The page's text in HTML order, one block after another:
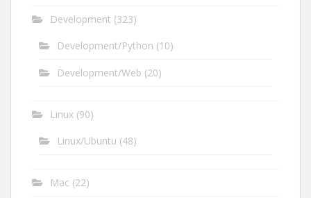
Development (323)
Development/Python (10)
Development/Web (20)
Linux (90)
Linux/Ubuntu (48)
Mac (22)